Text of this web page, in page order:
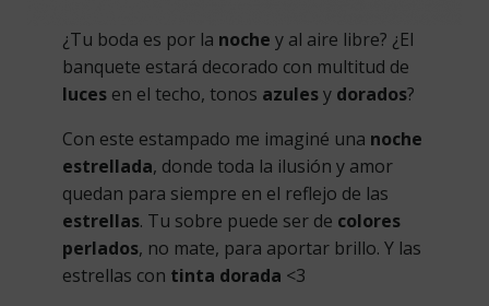
¿Tu boda es por la noche y al aire libre? ¿El
banquete estará decorado con multitud de
lucesen el techo, tonos azulesy dorados?
Con este estampado me imaginé una noche
estrellada, donde toda la ilusión y amor
quedan para siempre en el reflejo de las
estrellas. Tu sobre puede ser de colores
perlados, no mate, para aportar brillo. Y las
estrellas con tinta dorada <3